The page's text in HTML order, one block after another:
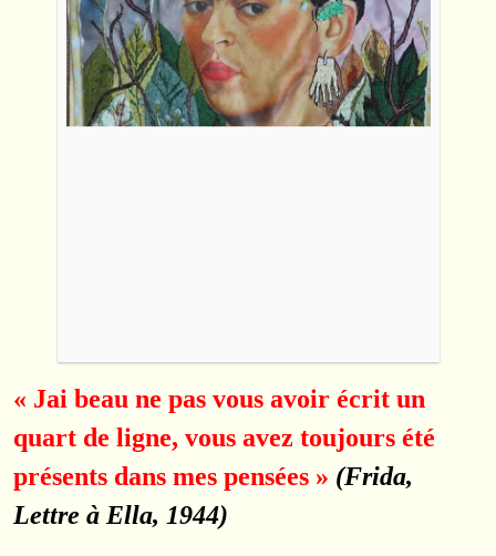
« Jai beau ne pas vous avoir écrit un
quart de ligne, vous avez toujours été
présents dans mes pensées » (Frida,
Lettre à Ella, 1944)